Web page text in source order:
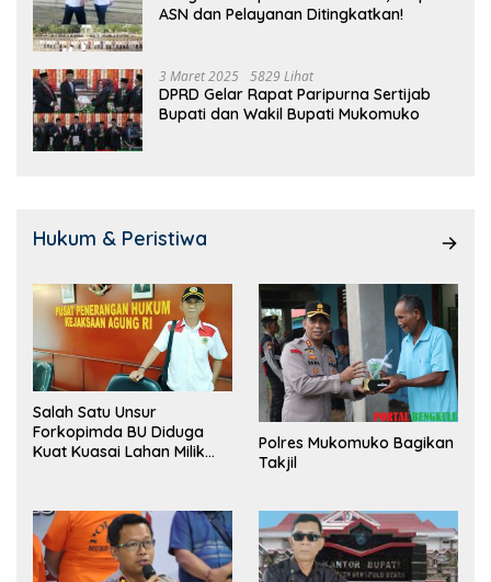
ASN dan Pelayanan Ditingkatkan!
3 Maret 2025 5829 Lihat
DPRD Gelar Rapat Paripurna Sertijab
Bupati dan Wakil Bupati Mukomuko
Hukum & Peristiwa
Salah Satu Unsur
Forkopimda BU Diduga
Kuat Kuasai Lahan Milik
Polres Mukomuko Bagikan
Takjil